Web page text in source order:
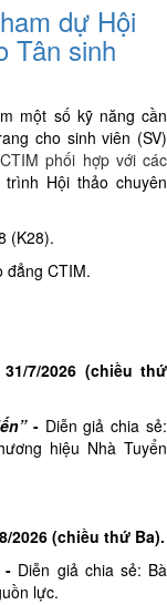
dự Hội
Tân sinh
một số kỹ năng cần
cho sinh viên (SV)
phối hợp với các
trình Hội thảo chuyên
(K28).
đẳng CTIM.
7/2026 (chiềuthứ
- Diễn giả chia sẻ:
hiệu Nhà Tuyển
2026 (chiều thứ Ba).
- Diễn giả chia sẻ: Bà
lực.